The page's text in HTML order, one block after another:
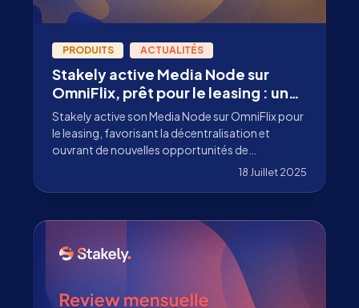
PRODUITS ACTUALITÉS
Stakely active Media Node sur
OmniFlix, prêt pour le leasing : une
nouvelle ère du contenu
décentralisé
Stakely active son Media Node sur OmniFlix pour
le leasing, favorisant la décentralisation et
ouvrant de nouvelles opportunités de
monétisation du contenu numérique.18 Juillet 2025